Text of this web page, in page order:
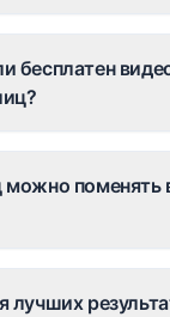
бесплатен
можно поменять
лучших